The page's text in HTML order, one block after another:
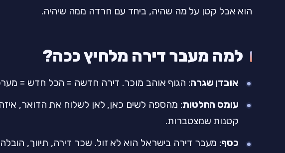
הוא אבל קטן על מה שהיה, ביחד עם חרדה ממה שיהיה.
למה מעבר דירה מלחיץ ככה?
אובדן שגרה: הגוף אוהב מוכר. דירה חדשה = הכל חדש =
עומס החלטות: מהספה לשים כאן, לאן לשלוח את הדואר,
קטנות שמצטברות.
כסף: מעבר דירה בישראל הוא לא זול. שכר דירה, תיווך,